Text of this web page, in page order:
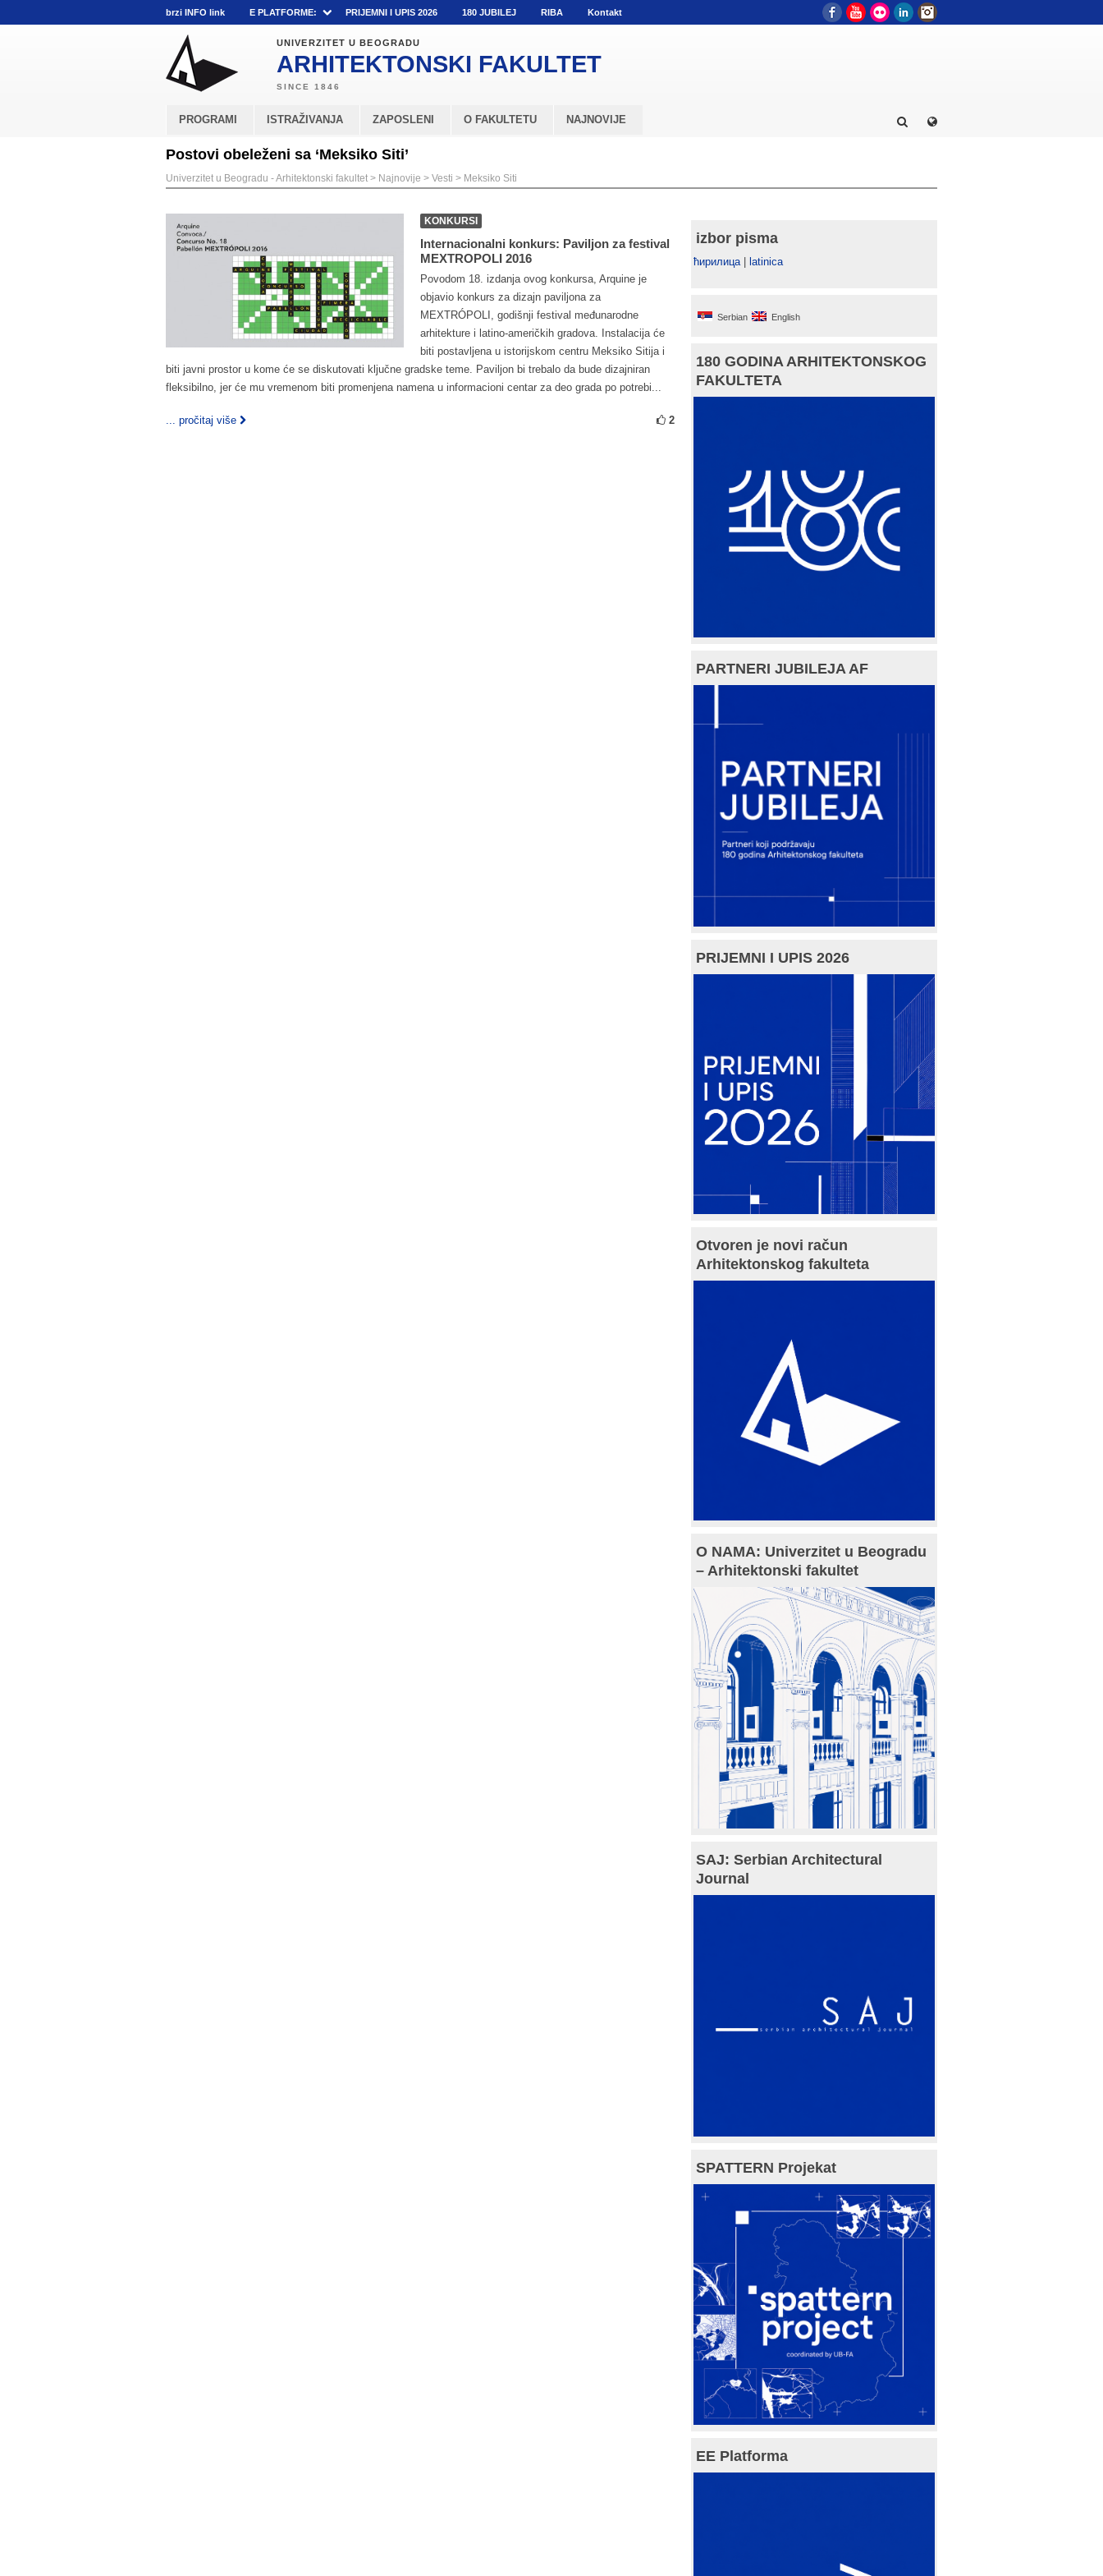
brzi INFO link E PLATFORME: PRIJEMNI I UPIS 2026 180 JUBILEJ RIBA Kontakt FacebookYouTube
Flickr LinkedIn
UNIVERZITET U BEOGRADU
ARHITEKTONSKI FAKULTET
PROGRAMI ISTRAŽIVANJA ZAPOSLENI O FAKULTETU NAJNOVIJE
Postovi obeleženi sa ‘Meksiko Siti’
Univerzitet u Beogradu - Arhitektonski fakultet > Najnovije > Vesti > Meksiko Siti
KONKURSI
Internacionalni konkurs: Paviljon za festival
MEXTROPOLI 2016
Povodom 18. izdanja ovog konkursa, Arquine je
objavio konkurs za dizajn paviljona za
MEXTRÓPOLI, godišnji festival međunarodne
arhitekture i latino-američkih gradova. Instalacija će
biti postavljena u istorijskom centru Meksiko Sitija i
biti javni prostor u kome će se diskutovati ključne gradske teme. Paviljon bi trebalo da bude dizajniran
fleksibilno, jer će mu vremenom biti promenjena namena u informacioni centar za deo grada po potrebi...
... pročitaj više 2
izbor pisma
ћирилица| latinica
Serbian English
180 GODINA ARHITEKTONSKOG
FAKULTETA
PARTNERI JUBILEJA AF
PRIJEMNI I UPIS 2026
Otvoren je novi račun
Arhitektonskog fakulteta
O NAMA: Univerzitet u Beogradu
– Arhitektonski fakultet
SAJ: Serbian Architectural
Journal
SPATTERN Projekat
EE Platforma